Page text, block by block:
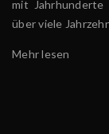
mit
über viele
Mehr lesen